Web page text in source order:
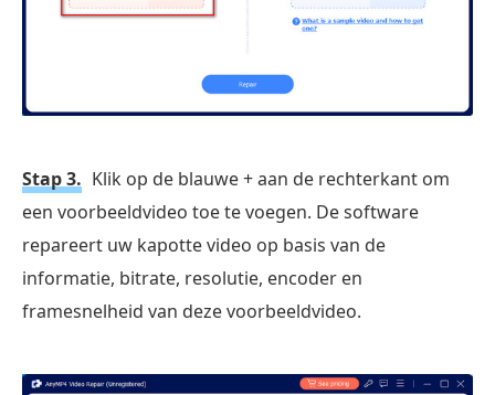
Stap 3. Klik op de blauwe + aan de rechterkant om
een voorbeeldvideo toe te voegen. De software
repareert uw kapotte video op basis van de
informatie, bitrate, resolutie, encoder en
framesnelheid van deze voorbeeldvideo.